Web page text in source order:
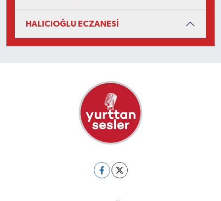
HALICIOĞLU ECZANESİ